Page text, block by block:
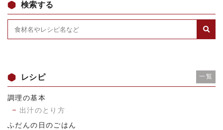
検索する
レシピ 一覧
調理の基本
出汁のとり方
ふだんの日のごはん